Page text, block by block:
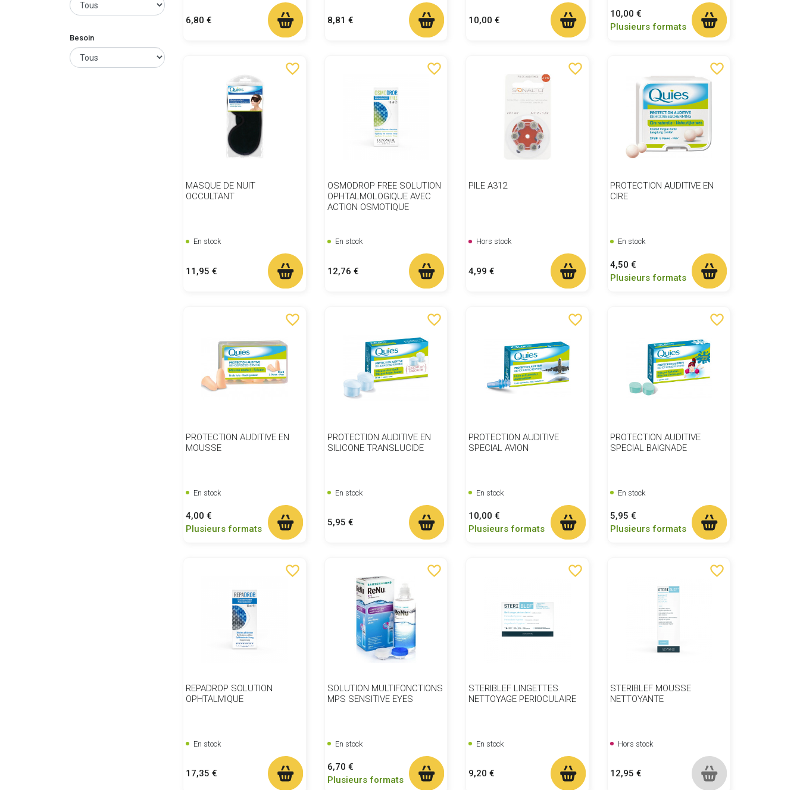
Besoin
Prix
6,80 € Prix
8,81 € Prix
10,00 €
Prix
10,00 €
Plusieurs formats
favorite_border
MASQUE DE NUIT
OCCULTANT
En stock
Prix
11,95 €
favorite_border
OSMODROP FREE SOLUTION
OPHTALMOLOGIQUE AVEC
ACTION OSMOTIQUE
En stock
Prix
12,76 €
favorite_border
PILE A312
Hors stock
Prix
4,99 €
favorite_border
PROTECTION AUDITIVE EN
CIRE
En stock
Prix
4,50 €
Plusieurs formats
favorite_border
PROTECTION AUDITIVE EN
MOUSSE
En stock
Prix
4,00 €
Plusieurs formats
favorite_border
PROTECTION AUDITIVE EN
SILICONE TRANSLUCIDE
En stock
Prix
5,95 €
favorite_border
PROTECTION AUDITIVE
SPECIAL AVION
En stock
Prix
10,00 €
Plusieurs formats
favorite_border
PROTECTION AUDITIVE
SPECIAL BAIGNADE
En stock
Prix
5,95 €
Plusieurs formats
favorite_border
REPADROP SOLUTION
OPHTALMIQUE
En stock
Prix
17,35 €
favorite_border
SOLUTION MULTIFONCTIONS
MPS SENSITIVE EYES
En stock
Prix
6,70 €
Plusieurs formats
favorite_border
STERIBLEF LINGETTES
NETTOYAGE PERIOCULAIRE
En stock
Prix
9,20 €
favorite_border
STERIBLEF MOUSSE
NETTOYANTE
Hors stock
Prix
12,95 €